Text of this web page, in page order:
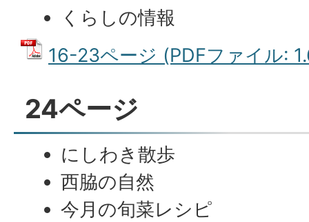
くらしの情報
16-23ページ (PDFファイル:
24ページ
にしわき散歩
西脇の自然
今月の旬菜レシピ